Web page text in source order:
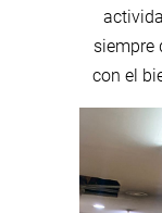
siempre
con el